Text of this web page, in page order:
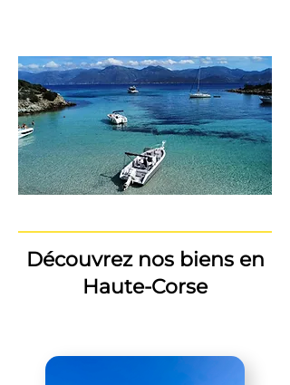
Découvrez nos biens en
Haute-Corse